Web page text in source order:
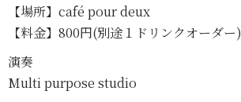
【場所】café pour deux
【料金】800円(別途１ドリンクオーダー)
演奏
Multi purpose studio